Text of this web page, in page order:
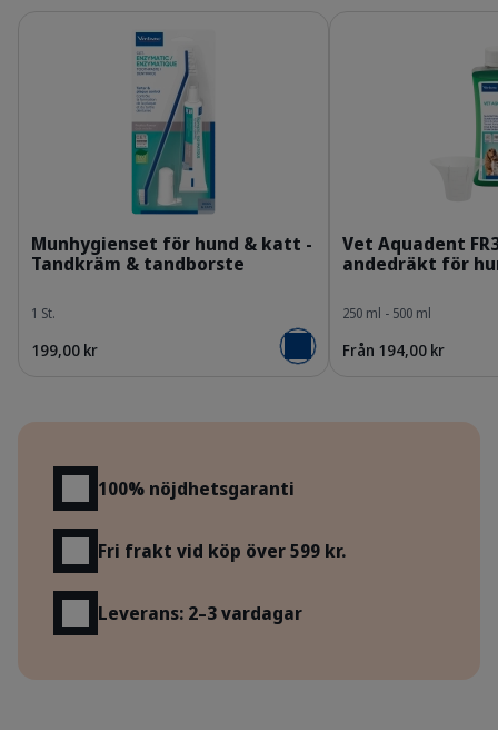
309624_Kit_Enzymatic-
Munhygienset för hund & katt -
Tandkräm & tandborste
1 St.
199,00 kr Lägg i varukorgen
Vet Aquadent
andedräkt för
250 ml - 500 ml
Från 194,00 kr
100% nöjdhetsgaranti
Fri frakt vid köp över 599 kr.
Leverans: 2–3 vardagar